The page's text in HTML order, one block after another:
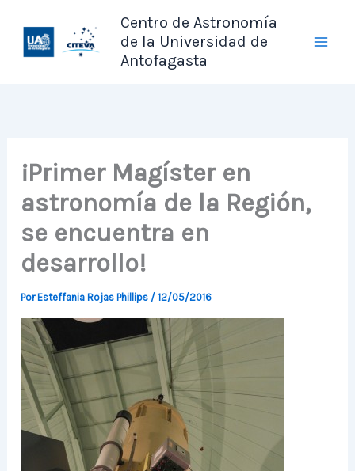
contenido
Centro de Astronomía
de la Universidad de
Antofagasta
¡Primer Magíster en
astronomía de la Región,
se encuentra en
desarrollo!
PorEsteffania Rojas Phillips /12/05/2016